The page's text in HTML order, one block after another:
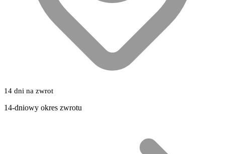
14 dni na zwrot
14-dniowy okres zwrotu